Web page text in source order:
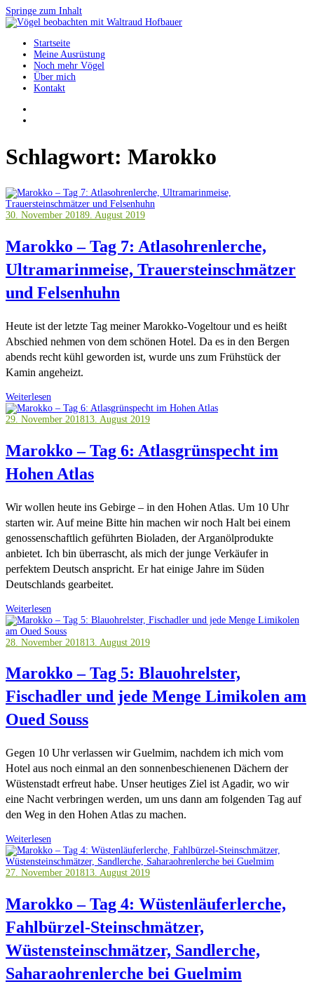
Springe zum Inhalt
Vögel beobachten mit Waltraud Hofbauer
Startseite
Meine Ausrüstung
Noch mehr Vögel
Über mich
Kontakt
Schlagwort: Marokko
30. November 20189. August 2019
Marokko – Tag 7: Atlasohrenlerche,
Ultramarinmeise, Trauersteinschmätzer
und Felsenhuhn
Heute ist der letzte Tag meiner Marokko-Vogeltour und es heißt
Abschied nehmen von dem schönen Hotel. Da es in den Bergen
abends recht kühl geworden ist, wurde uns zum Frühstück der
Kamin angeheizt.
Weiterlesen
29. November 201813. August 2019
Marokko – Tag 6: Atlasgrünspecht im
Hohen Atlas
Wir wollen heute ins Gebirge – in den Hohen Atlas. Um 10 Uhr
starten wir. Auf meine Bitte hin machen wir noch Halt bei einem
genossenschaftlich geführten Bioladen, der Arganölprodukte
anbietet. Ich bin überrascht, als mich der junge Verkäufer in
perfektem Deutsch anspricht. Er hat einige Jahre im Süden
Deutschlands gearbeitet.
Weiterlesen
28. November 201813. August 2019
Marokko – Tag 5: Blauohrelster,
Fischadler und jede Menge Limikolen am
Oued Souss
Gegen 10 Uhr verlassen wir Guelmim, nachdem ich mich vom
Hotel aus noch einmal an den sonnenbeschienenen Dächern der
Wüstenstadt erfreut habe. Unser heutiges Ziel ist Agadir, wo wir
eine Nacht verbringen werden, um uns dann am folgenden Tag auf
den Weg in den Hohen Atlas zu machen.
Weiterlesen
27. November 201813. August 2019
Marokko – Tag 4: Wüstenläuferlerche,
Fahlbürzel-Steinschmätzer,
Wüstensteinschmätzer, Sandlerche,
Saharaohrenlerche bei Guelmim